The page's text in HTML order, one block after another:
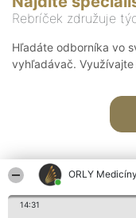
ORLY Medicíny
14:31
Rebríček združuje
Hľadáte odborníka vo
vyhľadávač.